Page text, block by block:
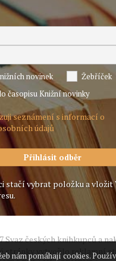
novinek
Žebříček
časopisu Knižní novinky
seznámení s informací o
údajů
stačí vybrat položku a vložit
Svaz českých knihkupců a
stránky vytvořilo reklamní
nám pomáhají cookies.